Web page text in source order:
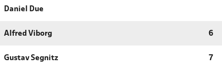
Daniel Due
Alfred Viborg 6
Gustav Segnitz 7